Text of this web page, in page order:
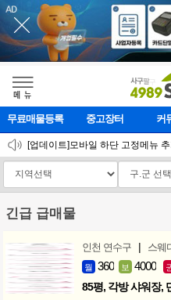
메    뉴
무료매물등록 중고장터 커
2026 설 연휴 운영안내
[업데이트]모바일 하단 고정메뉴
[업데이트] 개선사항 안내
긴급 급매물
인천 연수구 | 스웨
월 360 보 4000